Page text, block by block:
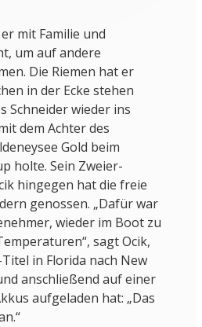
mit Familie und
um auf andere
Die Riemen hat er
in der Ecke stehen
Schneider wieder ins
dem Achter des
Gold beim
holte. Sein Zweier-
hingegen hat die freie
genossen. „Dafür war
wieder im Boot zu
sagt Ocik,
in Florida nach New
anschließend auf einer
aufgeladen hat: „Das